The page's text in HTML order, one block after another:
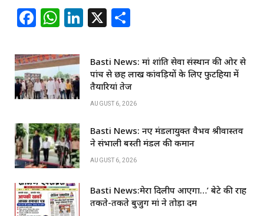
F
c
e
b
o
k
W
at
s
A
p
Li
k
e
dI
n
X
ar
e
Basti News: मां शांति सेवा संस्थान की ओर से
पांच से छह लाख कांवड़ियों के लिए फुटहिया में
तैयारियां तेज
AUGUST 6, 2026
Basti News: नए मंडलायुक्त वैभव श्रीवास्तव
ने संभाली बस्ती मंडल की कमान
AUGUST 6, 2026
Basti News:मेरा दिलीप आएगा…’ बेटे की राह
तकते-तकते बुजुर्ग मां ने तोड़ा दम